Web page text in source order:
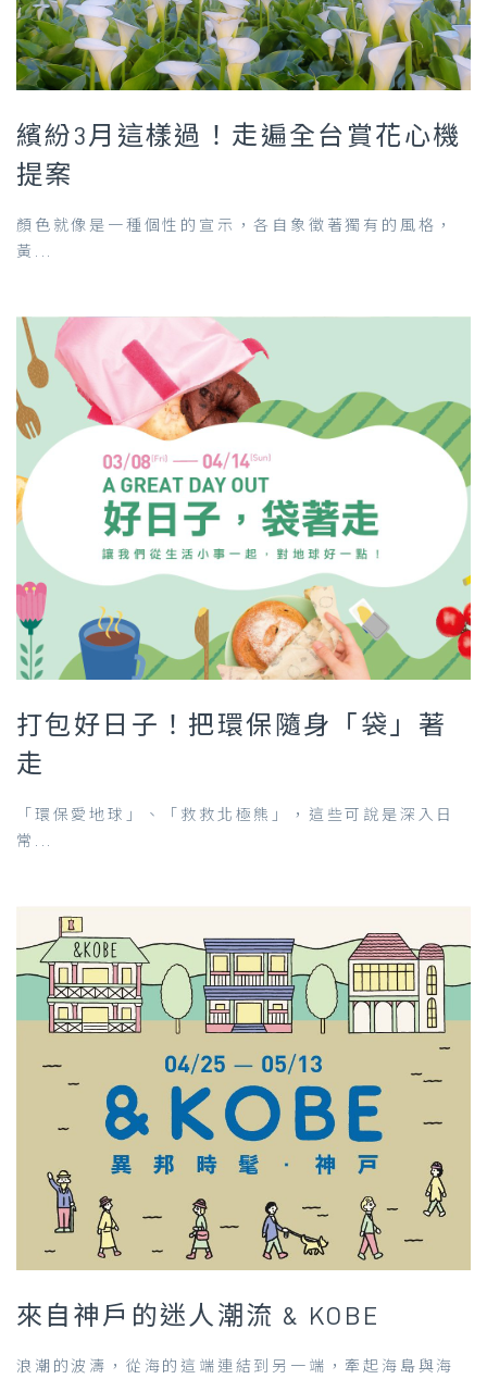
繽紛3月這樣過！走遍全台賞花心機
提案
顏色就像是一種個性的宣示，各自象徵著獨有的風格，
黃...
打包好日子！把環保隨身「袋」著
走
「環保愛地球」、「救救北極熊」，這些可說是深入日
常...
來自神戶的迷人潮流 & KOBE
浪潮的波濤，從海的這端連結到另一端，牽起海島與海